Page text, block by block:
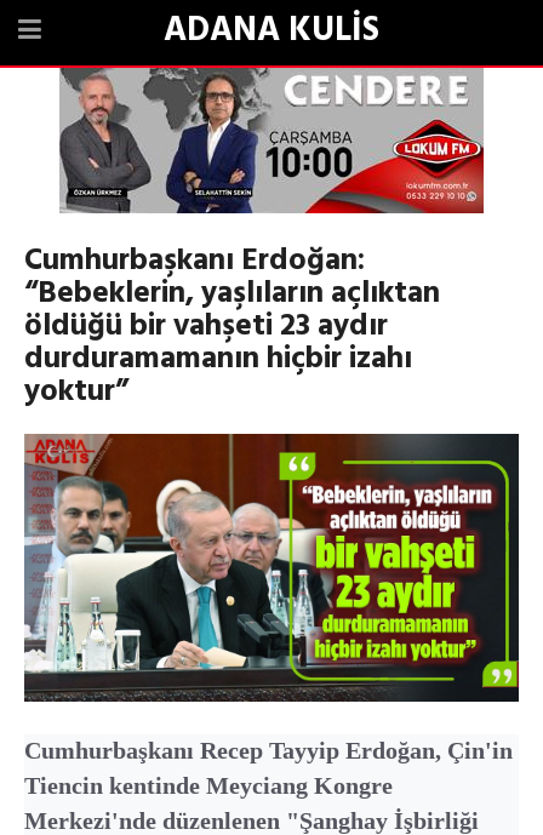
ADANA KULİS
Cumhurbaşkanı Erdoğan:
“Bebeklerin, yaşlıların açlıktan
öldüğü bir vahşeti 23 aydır
durduramamanın hiçbir izahı
yoktur”
Cumhurbaşkanı Recep Tayyip Erdoğan, Çin'in
Tiencin kentinde Meyciang Kongre
Merkezi'nde düzenlenen "Şanghay İşbirliği